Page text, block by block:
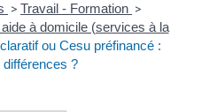
> Travail - Formation >
à domicile (services à la
ou Cesu préfinancé :
différences ?